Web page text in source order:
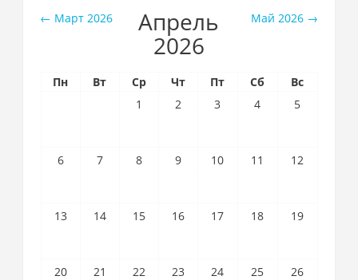
← Март 2026 Апрель
2026
Май 2026 →
Пн Вт Ср Чт Пт Сб
Вс
1
2 3 4 5
6 7 8 9 10 11 12
13 14 15 16 17 18 19
20 21 22 23 24 25 26